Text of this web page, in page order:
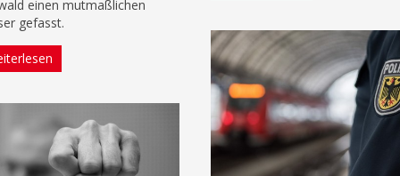
einen mutmaßlichen
gefasst.